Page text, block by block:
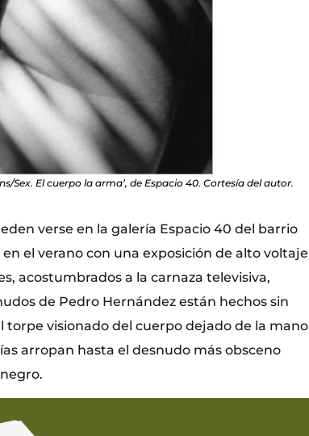
Sex. El cuerpo la arma’, de Espacio 40. Cortesía del autor.
verse en la galería Espacio 40 del barrio
el verano con una exposición de alto voltaje
acostumbrados a la carnaza televisiva,
de Pedro Hernández están hechos sin
torpe visionado del cuerpo dejado de la mano
arropan hasta el desnudo más obsceno